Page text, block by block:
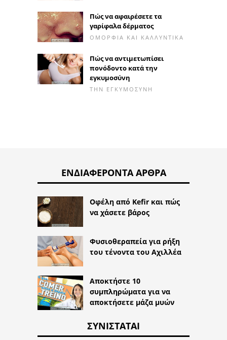
Πώς να αφαιρέσετε τα
γαρίφαλα δέρματος
ΟΜΟΡΦΙΆ ΚΑΙ ΚΑΛΛΥΝΤΙΚΆ
Πώς να αντιμετωπίσει
πονόδοντο κατά την
εγκυμοσύνη
ΤΗΝ ΕΓΚΥΜΟΣΎΝΗ
ΕΝΔΙΑΦΈΡΟΝΤΑ ΆΡΘΡΑ
Οφέλη από Kefir και πώς
να χάσετε βάρος
Φυσιοθεραπεία για ρήξη
του τένοντα του Αχιλλέα
Αποκτήστε 10
συμπληρώματα για να
αποκτήσετε μάζα μυών
ΣΥΝΙΣΤΆΤΑΙ